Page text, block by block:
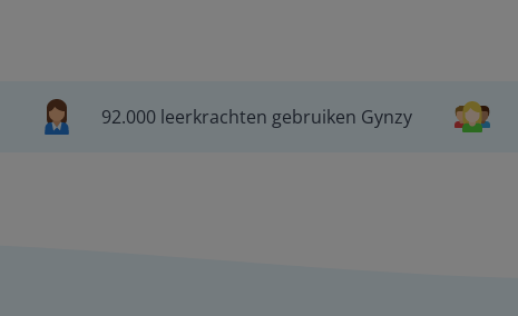
92.000 leerkrachten gebruiken Gynzy